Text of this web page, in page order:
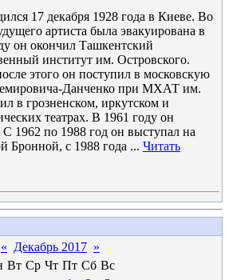
17 декабря 1928 года в Киеве. Во
артиста была эвакуирована в
он окончил Ташкентский
институт им. Островского.
этого он поступил в московскую
Данченко при МХАТ им.
в грозненском, иркутском и
театрах. В 1961 году он
С 1962 по 1988 год он выступал на
Бронной, с 1988 года ... Читать
« Декабрь 2017 »
Вт Ср Чт Пт Сб Вс